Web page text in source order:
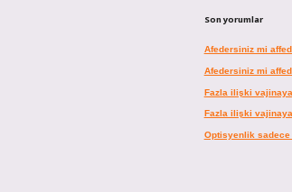
Son yorumlar
Afedersiniz mi
Afedersiniz mi
Fazla ilişki
Fazla ilişki
Optisyenlik sadece